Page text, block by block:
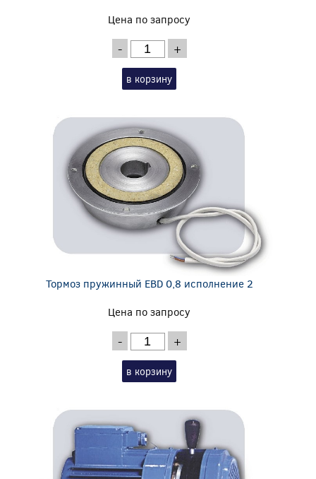
Цена по запросу
- +
в корзину
Тормоз пружинный EBD 0,8 исполнение 2
Цена по запросу
- +
в корзину